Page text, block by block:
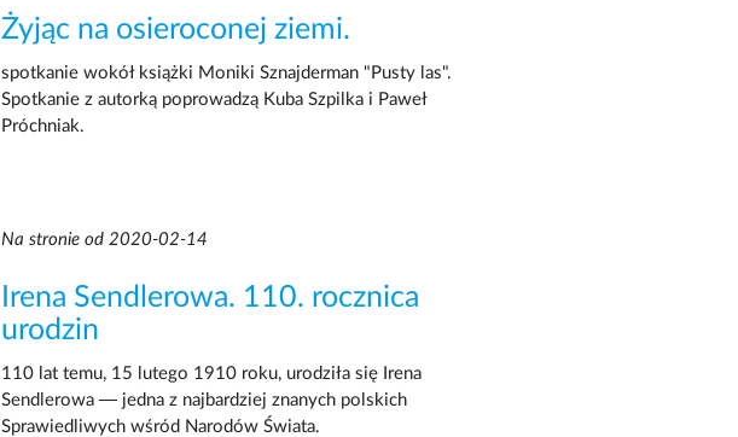
Żyjąc na osieroconej ziemi.
spotkanie wokół książki Moniki Sznajderman "Pusty las".
Spotkanie z autorką poprowadzą Kuba Szpilka i Paweł
Próchniak.
Na stronie od 2020-02-14
Irena Sendlerowa. 110. rocznica
urodzin
110 lat temu, 15 lutego 1910 roku, urodziła się Irena
Sendlerowa — jedna z najbardziej znanych polskich
Sprawiedliwych wśród Narodów Świata.